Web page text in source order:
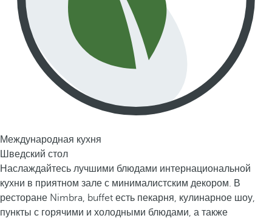
Международная кухня
Шведский стол
Наслаждайтесь лучшими блюдами интернациональной
кухни в приятном зале с минималистским декором. В
ресторане Nimbra, buffet есть пекарня, кулинарное шоу,
пункты с горячими и холодными блюдами, а также